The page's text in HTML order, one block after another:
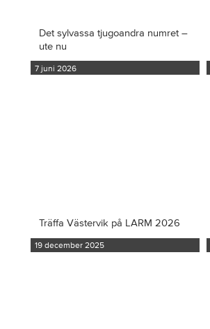
Det sylvassa tjugoandra numret –
ute nu
7 juni 2026
Träffa Västervik på LARM 2026
19 december 2025